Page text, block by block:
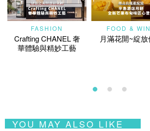
FASHION
Crafting CHANEL 奢
華體驗與精妙工藝
FOOD &
月滿花開~綻放
YOU MAY ALSO LIKE